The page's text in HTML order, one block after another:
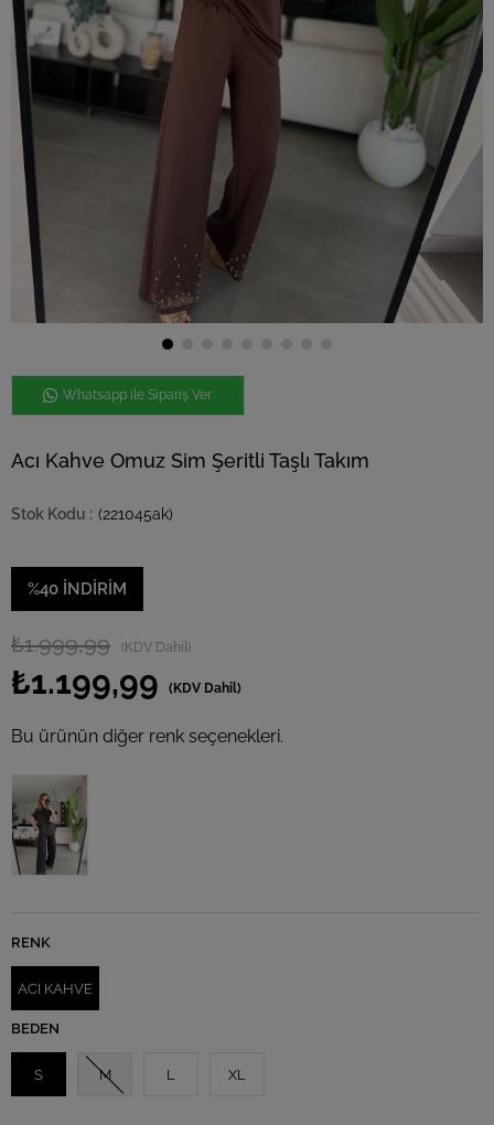
Whatsapp ile Sipariş Ver
Acı Kahve Omuz Sim Şeritli Taşlı Takım
(221045ak)
%40 İNDIRIM
₺1.999,99 (KDV Dahil)
₺1.199,99 (KDV Dahil)
Bu ürünün diğer renk seçenekleri.
RENK
ACI KAHVE
BEDEN
S M L XL